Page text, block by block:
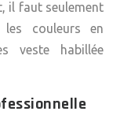
il faut seulement
les couleurs en
veste habillée